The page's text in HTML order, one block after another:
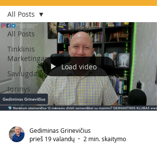
All Posts
Tinklinis
Marketingas
Saviugda
turinys
All Posts
Load video
Gediminas Grinevičius
prieš 19 valandų
2 min. skaitymo